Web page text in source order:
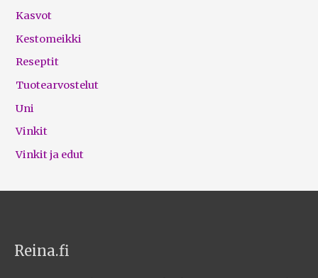
Kasvot
Kestomeikki
Reseptit
Tuotearvostelut
Uni
Vinkit
Vinkit ja edut
Reina.fi